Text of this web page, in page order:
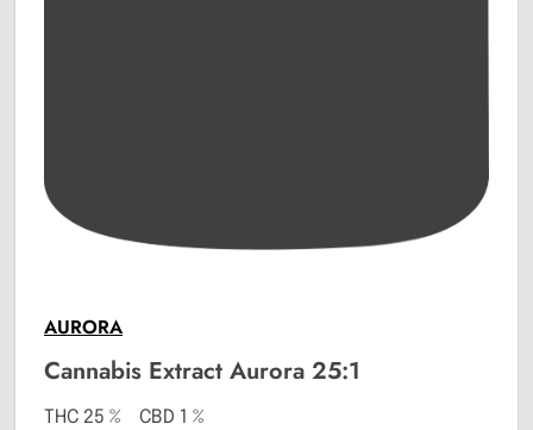
AURORA
Cannabis Extract Aurora 25:1
THC 25 % CBD 1 %